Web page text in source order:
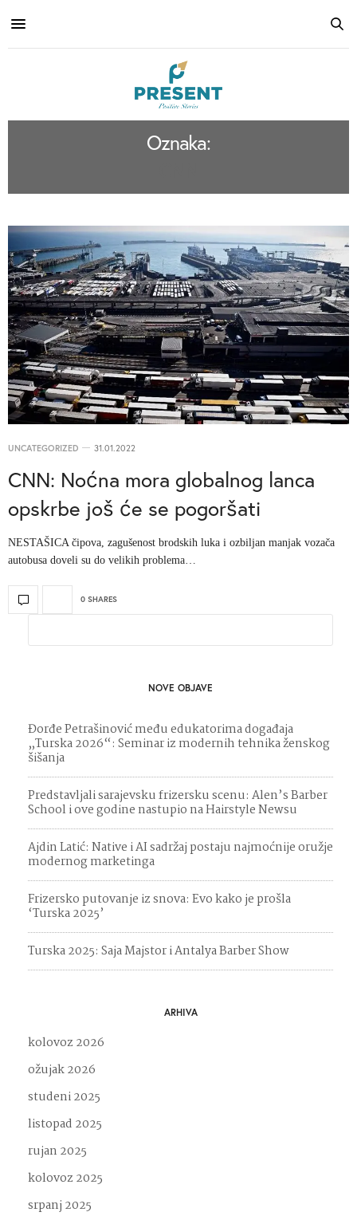
Oznaka:
UNCATEGORIZED 31.01.2022
CNN: Noćna mora globalnog lanca
opskrbe još će se pogoršati
NESTAŠICA čipova, zagušenost brodskih luka i ozbiljan manjak vozača
autobusa doveli su do velikih problema…
0 SHARES
NOVE OBJAVE
Đorđe Petrašinović među edukatorima događaja
„Turska 2026“: Seminar iz modernih tehnika ženskog
šišanja
Predstavljali sarajevsku frizersku scenu: Alen’s Barber
School i ove godine nastupio na Hairstyle Newsu
Ajdin Latić: Native i AI sadržaj postaju najmoćnije oružje
modernog marketinga
Frizersko putovanje iz snova: Evo kako je prošla
‘Turska 2025’
Turska 2025: Saja Majstor i Antalya Barber Show
ARHIVA
kolovoz 2026
ožujak 2026
studeni 2025
listopad 2025
rujan 2025
kolovoz 2025
srpanj 2025